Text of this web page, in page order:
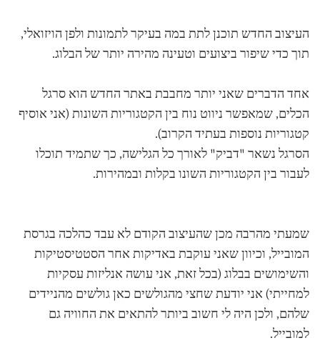
העיצוב החדש תוכנן לתת במה בעיקר לתמונות ולפן הויזואלי,
תוך כדי שיפור ביצועים וטעינה מהירה יותר של הבלוג.
אחד הדברים שאני יותר מחבבת באתר החדש הוא סרגל
הכלים, שמאפשר ניווט נוח בין הקטגוריות השונות (אני אוסיף
קטגוריות נוספות בעתיד הקרוב).
הסרגל נשאר "דביק" לאורך כל הגלישה, כך שתמיד תוכלו
לעבור בין הקטגוריות השונו בקלות ובמהירות.
שמעתי מהרבה מכן שהעיצוב הקודם לא עבד כהלכה בגרסת
המובייל, וכיוון שאני עוקבת באדיקות אחר הסטטיסטיקות
והשימושים בבלוג (בכל זאת, אני עושה אנליזות עסקיות
למחייתי) אני יודעת שחצי מהגולשים כאן גולשים מהניידים
שלהם, ולכן היה לי חשוב ביותר להתאים את החוויה גם
למובייל.